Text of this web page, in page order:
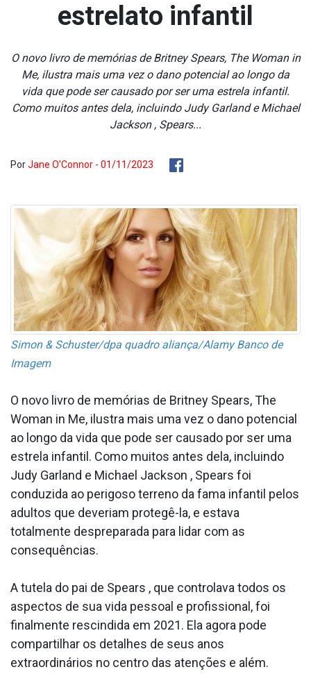
estrelato infantil
O novo livro de memórias de Britney Spears, The Woman in
Me, ilustra mais uma vez o dano potencial ao longo da
vida que pode ser causado por ser uma estrela infantil.
Como muitos antes dela, incluindo Judy Garland e Michael
Jackson , Spears...
PorJane O’Connor - 01/11/2023
Simon & Schuster/dpa quadro aliança/Alamy Banco de
Imagem
O novo livro de memórias de Britney Spears, The
Woman in Me, ilustra mais uma vez o dano potencial
ao longo da vida que pode ser causado por ser uma
estrela infantil. Como muitos antes dela, incluindo
Judy Garland e Michael Jackson , Spears foi
conduzida ao perigoso terreno da fama infantil pelos
adultos que deveriam protegê-la, e estava
totalmente despreparada para lidar com as
consequências.
A tutela do pai de Spears , que controlava todos os
aspectos de sua vida pessoal e profissional, foi
finalmente rescindida em 2021. Ela agora pode
compartilhar os detalhes de seus anos
extraordinários no centro das atenções e além.